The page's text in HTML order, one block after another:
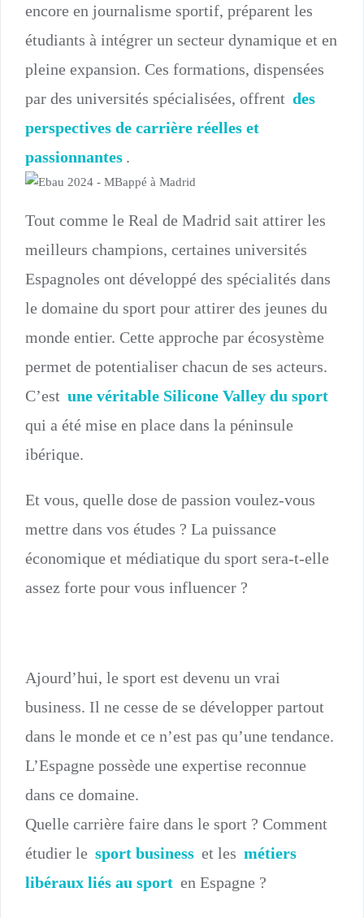
encore en journalisme sportif, préparent les
étudiants à intégrer un secteur dynamique et en
pleine expansion. Ces formations, dispensées
par des universités spécialisées, offrent des
perspectives de carrière réelles et
passionnantes .
Tout comme le Real de Madrid sait attirer les
meilleurs champions, certaines universités
Espagnoles ont développé des spécialités dans
le domaine du sport pour attirer des jeunes du
monde entier. Cette approche par écosystème
permet de potentialiser chacun de ses acteurs.
C’est une véritable Silicone Valley du sport
qui a été mise en place dans la péninsule
ibérique.
Et vous, quelle dose de passion voulez-vous
mettre dans vos études ? La puissance
économique et médiatique du sport sera-t-elle
assez forte pour vous influencer ?
Ajourd’hui, le sport est devenu un vrai
business. Il ne cesse de se développer partout
dans le monde et ce n’est pas qu’une tendance.
L’Espagne possède une expertise reconnue
dans ce domaine.
Quelle carrière faire dans le sport ? Comment
étudier le sport business et les métiers
libéraux liés au sport en Espagne ?